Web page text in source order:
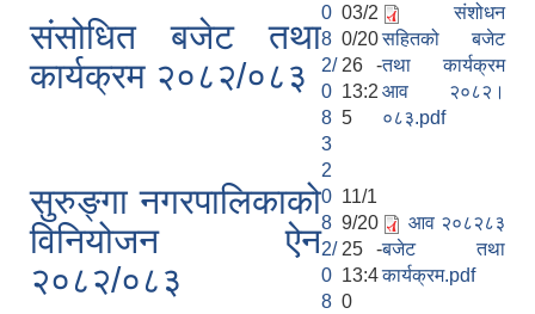
संसोधित बजेट तथा
कार्यक्रम २०८२/०८३
0
8
2/
0
8
3
03/2
0/20
26 -
13:2
5
संशोधन
सहितको बजेट
तथा कार्यक्रम
आव २०८२।
०८३.pdf
सुरुङ्गा नगरपालिकाको
विनियोजन ऐन
२०८२/०८३
2
0
8
2/
0
8
11/1
9/20
25 -
13:4
0
आव २०८२८३
बजेट तथा
कार्यक्रम.pdf